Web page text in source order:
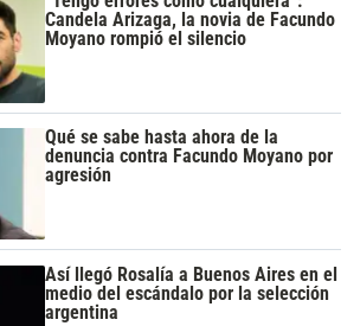
Candela Arizaga, la novia de Facundo
Moyano rompió el silencio
Qué se sabe hasta ahora de la
denuncia contra Facundo Moyano por
agresión
Así llegó Rosalía a Buenos Aires en el
medio del escándalo por la selección
argentina